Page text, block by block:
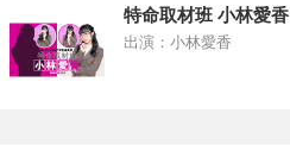
特命取材班 小林愛香
出演：小林愛香